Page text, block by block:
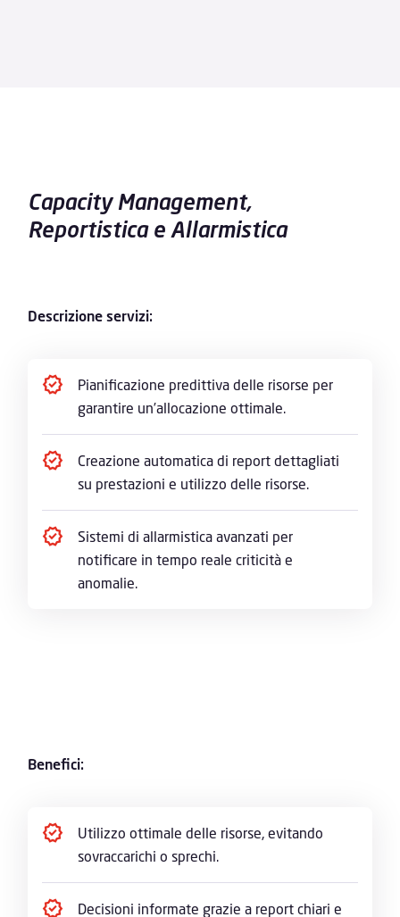
Capacity Management,
Reportistica e Allarmistica
Descrizione servizi:
Pianificazione predittiva delle risorse per
garantire un’allocazione ottimale.
Creazione automatica di report dettagliati
su prestazioni e utilizzo delle risorse.
Sistemi di allarmistica avanzati per
notificare in tempo reale criticità e
anomalie.
Benefici:
Utilizzo ottimale delle risorse, evitando
sovraccarichi o sprechi.
Decisioni informate grazie a report chiari e